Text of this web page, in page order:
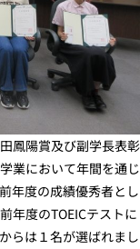
鳳陽賞及び副学長表彰
業において年間を通じ
年度の成績優秀者とし
年度のTOEICテストに
らは１名が選ばれまし